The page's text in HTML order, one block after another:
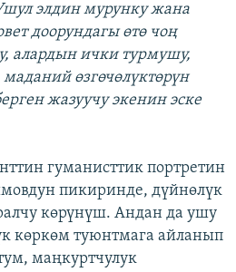
элдин мурунку жана
доорундагы өтө чоң
алардын ички турмушу,
өзгөчөлүктөрүн
жазуучу экенин эске
гуманисттик портретин
пикиринде, дүйнөлүк
көрүнүш. Андан да ушу
көркөм туюнтмага айланып
маңкуртчулук